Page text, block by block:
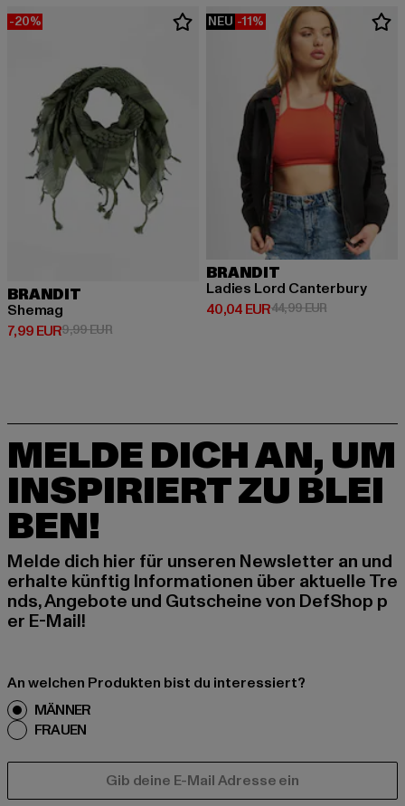
-20%
BRANDIT
Shemag
7,99 EUR
Derzeitiger Preis: 7,99 EUR
9,99 EURAktionspreis: 9,99 EUR
NEU -11%
BRANDIT
Ladies Lord Canterbury
40,04 EUR
Derzeitiger Preis: 40,04 EUR
44,99 EURAktionspreis:
MELDE DICH AN, UM
INSPIRIERT ZU BLEI
BEN!
Melde dich hier für unseren Newsletter an und
erhalte künftig Informationen über aktuelle Tre
nds, Angebote und Gutscheine von DefShop p
er E-Mail!
An welchen Produkten bist du interessiert?
MÄNNER
FRAUEN